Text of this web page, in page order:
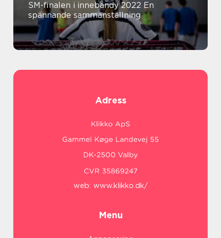
SM-finalen i innebandy 2022 En
spännande sammanställning
Adress
web: www.klikko.dk/
Menu